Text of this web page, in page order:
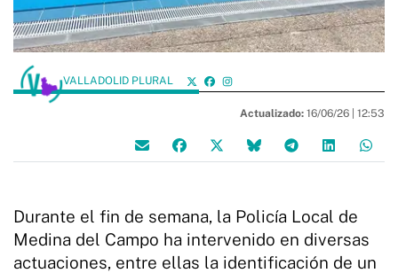
VALLADOLID PLURAL
Actualizado: 16/06/26 | 12:53
Durante el fin de semana, la Policía Local de
Medina del Campo ha intervenido en diversas
actuaciones, entre ellas la identificación de un